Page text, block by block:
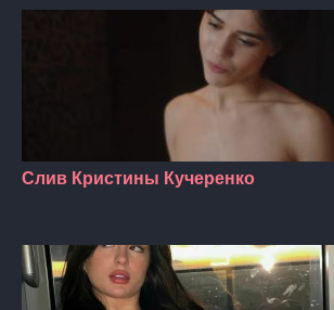
Слив Кристины Кучеренко